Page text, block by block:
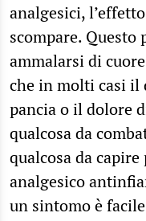
analgesici,
scompare. Questo
ammalarsi di
che in molti casi
pancia o il dolore
qualcosa da
qualcosa da capire
analgesico
un sintomo è